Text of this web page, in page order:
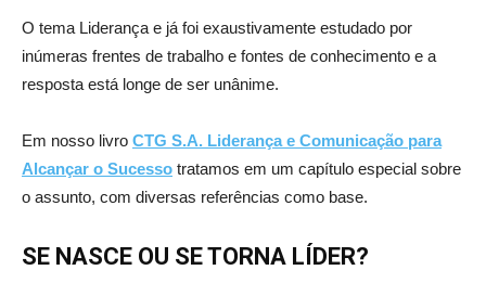
O tema Liderança e já foi exaustivamente estudado por
inúmeras frentes de trabalho e fontes de conhecimento e a
resposta está longe de ser unânime.
Em nosso livro CTG S.A. Liderança e Comunicação para
Alcançar o Sucesso tratamos em um capítulo especial sobre
o assunto, com diversas referências como base.
SE NASCE OU SE TORNA LÍDER?